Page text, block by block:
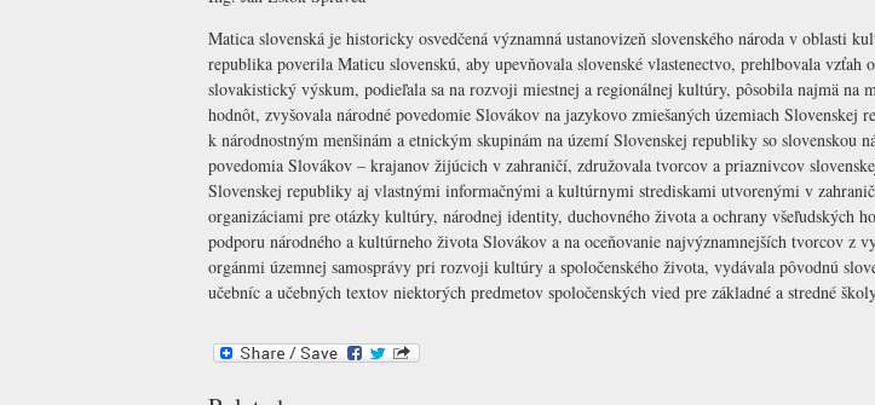
Matica slovenská je historicky osvedčená významná ustanovizeň slovenského národa v oblasti
republika poverila Maticu slovenskú, aby upevňovala slovenské vlastenectvo, prehlbovala vzťah
slovakistický výskum, podieľala sa na rozvoji miestnej a regionálnej kultúry, pôsobila najmä na
hodnôt, zvyšovala národné povedomie Slovákov na jazykovo zmiešaných územiach
k národnostným menšinám a etnickým skupinám na území Slovenskej republiky so slovenskou
povedomia Slovákov – krajanov žijúcich v zahraničí, združovala tvorcov a priaznivcov
Slovenskej republiky aj vlastnými informačnými a kultúrnymi strediskami utvorenými v
organizáciami pre otázky kultúry, národnej identity, duchovného života a ochrany všeľudských
podporu národného a kultúrneho života Slovákov a na oceňovanie najvýznamnejších tvorcov z
orgánmi územnej samosprávy pri rozvoji kultúry a spoločenského života, vydávala pôvodnú
učebníc a učebných textov niektorých predmetov spoločenských vied pre základné a stredné